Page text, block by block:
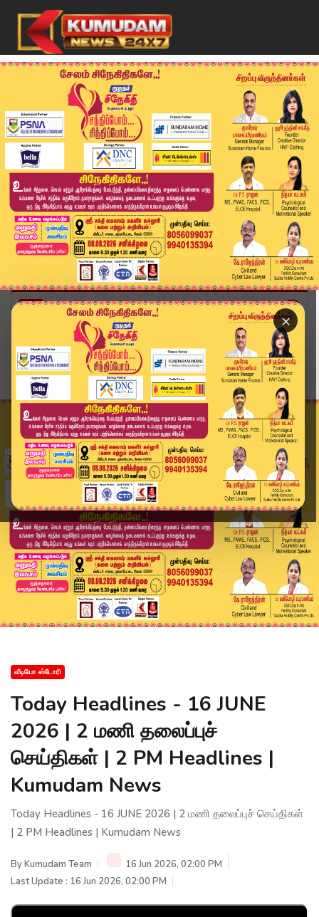
×
Home
வீடியோ ஸ்டோரி
Today Headlines - 16 JUNE 2026 | 2 மணி தலைப்புச...
வீடியோ ஸ்டோரி
Today Headlines - 16 JUNE
2026 | 2 மணி தலைப்புச்
செய்திகள் | 2 PM Headlines |
Kumudam News
Today Headlines - 16 JUNE 2026 | 2 மணி தலைப்புச் செய்திகள்
| 2 PM Headlines | Kumudam News
ByKumudam Team
16 Jun 2026, 02:00 PM
Last Update : 16 Jun 2026, 02:00 PM